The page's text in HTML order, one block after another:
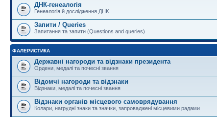
ДНК-генеалогія
Генеалогія й дослідження ДНК
Запити / Queries
Запитання та запити (Questions and queries)
ФАЛЕРИСТИКА
Державні нагороди та відзнаки президента
Ордени, медалі та почесні звання
Відомчі нагороди та відзнаки
Відзнаки, медалі та почесні звання
Відзнаки органів місцевого самоврядування
Колари, нагрудні знаки та значки, запроваджені місцевими радами